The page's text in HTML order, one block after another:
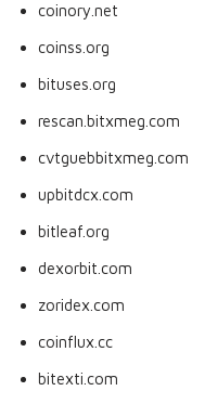
coinory.net
coinss.org
bituses.org
rescan.bitxmeg.com
cvtguebbitxmeg.com
upbitdcx.com
bitleaf.org
dexorbit.com
zoridex.com
coinflux.cc
bitexti.com